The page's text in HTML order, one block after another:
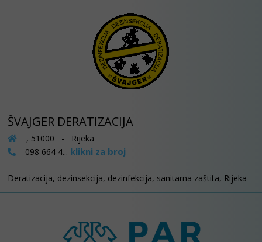
ŠVAJGER DERATIZACIJA
, 51000 - Rijeka
098 664 4... klikni za broj
Deratizacija, dezinsekcija, dezinfekcija, sanitarna zaštita, Rijeka